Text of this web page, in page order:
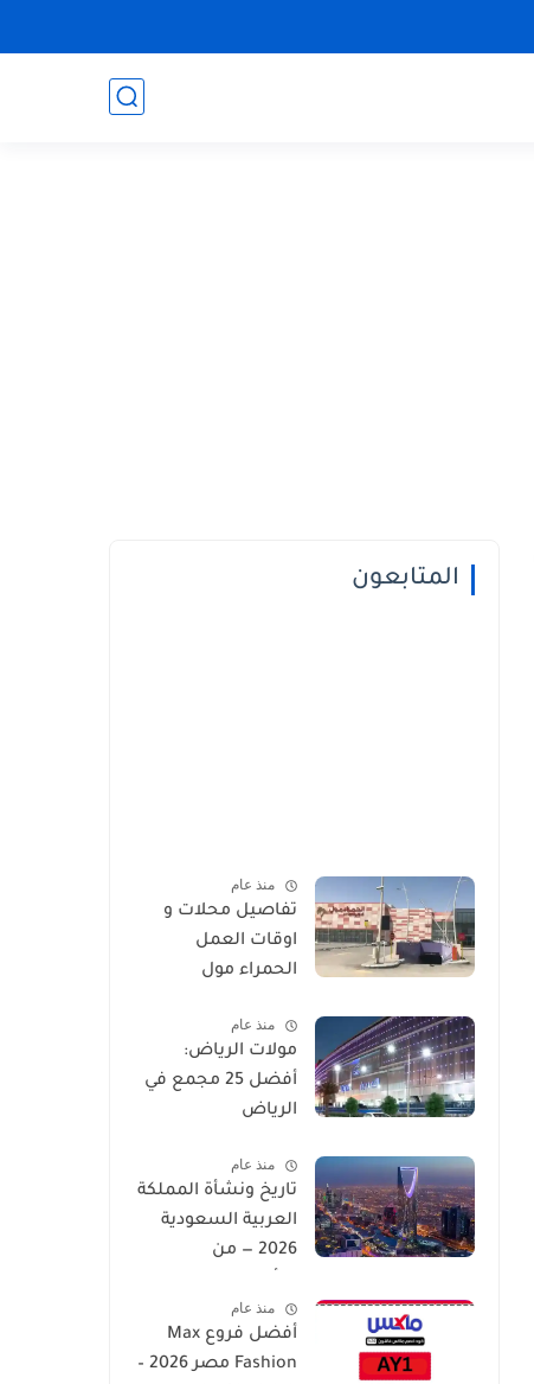
المتابعون
منذ عام
تفاصيل محلات و
اوقات العمل
الحمراء مول
منذ عام
مولات الرياض:
أفضل 25 مجمع في
الرياض
منذ عام
تاريخ ونشأة المملكة
العربية السعودية
2026 — من
الحديث
منذ عام
أفضل فروع Max
Fashion مصر 2026 –